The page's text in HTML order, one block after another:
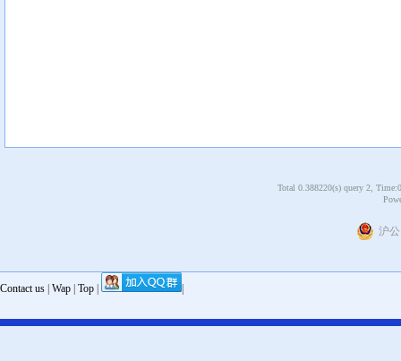
Total 0.388220(s) query 2,
沪公
Contact us | Wap | Top | |